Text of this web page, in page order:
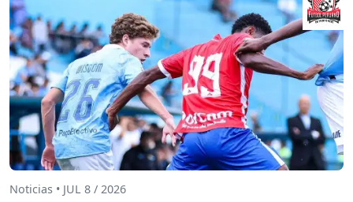
Noticias • JUL 8 / 2026